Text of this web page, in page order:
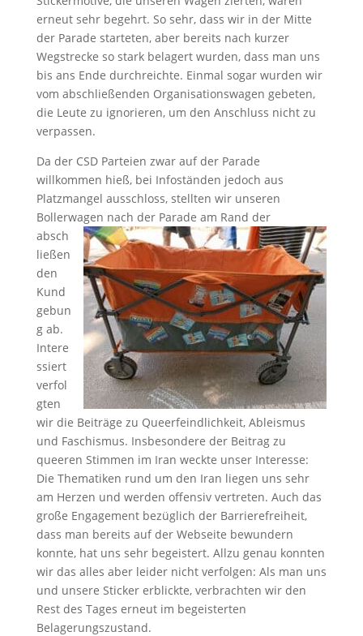
erneut sehr begehrt. So sehr, dass wir in der Mitte
der Parade starteten, aber bereits nach kurzer
Wegstrecke so stark belagert wurden, dass man uns
bis ans Ende durchreichte. Einmal sogar wurden wir
vom abschließenden Organisationswagen gebeten,
die Leute zu ignorieren, um den Anschluss nicht zu
verpassen.
Da der CSD Parteien zwar auf der Parade
willkommen hieß, bei Infoständen jedoch aus
Platzmangel ausschloss, stellten wir unseren
Bollerwagen nach der Parade am Rand der
absch
ließen
den
Kund
gebun
g ab.
Intere
ssiert
verfol
gten
wir die Beiträge zu Queerfeindlichkeit, Ableismus
und Faschismus. Insbesondere der Beitrag zu
queeren Stimmen im Iran weckte unser Interesse:
Die Thematiken rund um den Iran liegen uns sehr
am Herzen und werden offensiv vertreten. Auch das
große Engagement bezüglich der Barrierefreiheit,
dass man bereits auf der Webseite bewundern
konnte, hat uns sehr begeistert. Allzu genau konnten
wir das alles aber leider nicht verfolgen: Als man uns
und unsere Sticker erblickte, verbrachten wir den
Rest des Tages erneut im begeisterten
Belagerungszustand.